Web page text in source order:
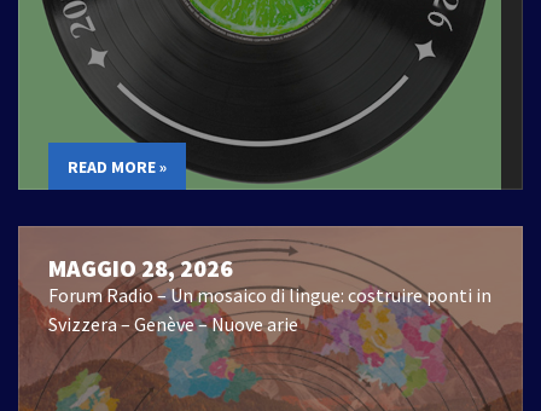
READ MORE »
MAGGIO 28, 2026
Forum Radio – Un mosaico di lingue: costruire ponti in
Svizzera – Genève – Nuove arie